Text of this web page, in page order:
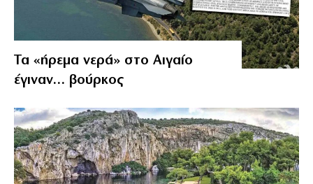
Τα «ήρεμα νερά» στο Αιγαίο
έγιναν… βούρκος